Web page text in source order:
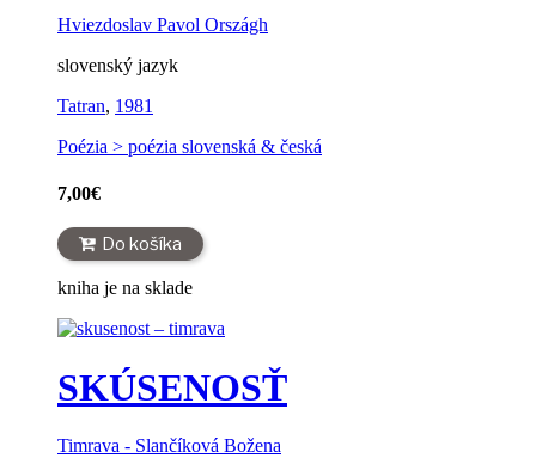
Hviezdoslav Pavol Országh
slovenský jazyk
Tatran, 1981
Poézia > poézia slovenská & česká
7,00€
Do košíka
kniha je na sklade
SKÚSENOSŤ
Timrava - Slančíková Božena